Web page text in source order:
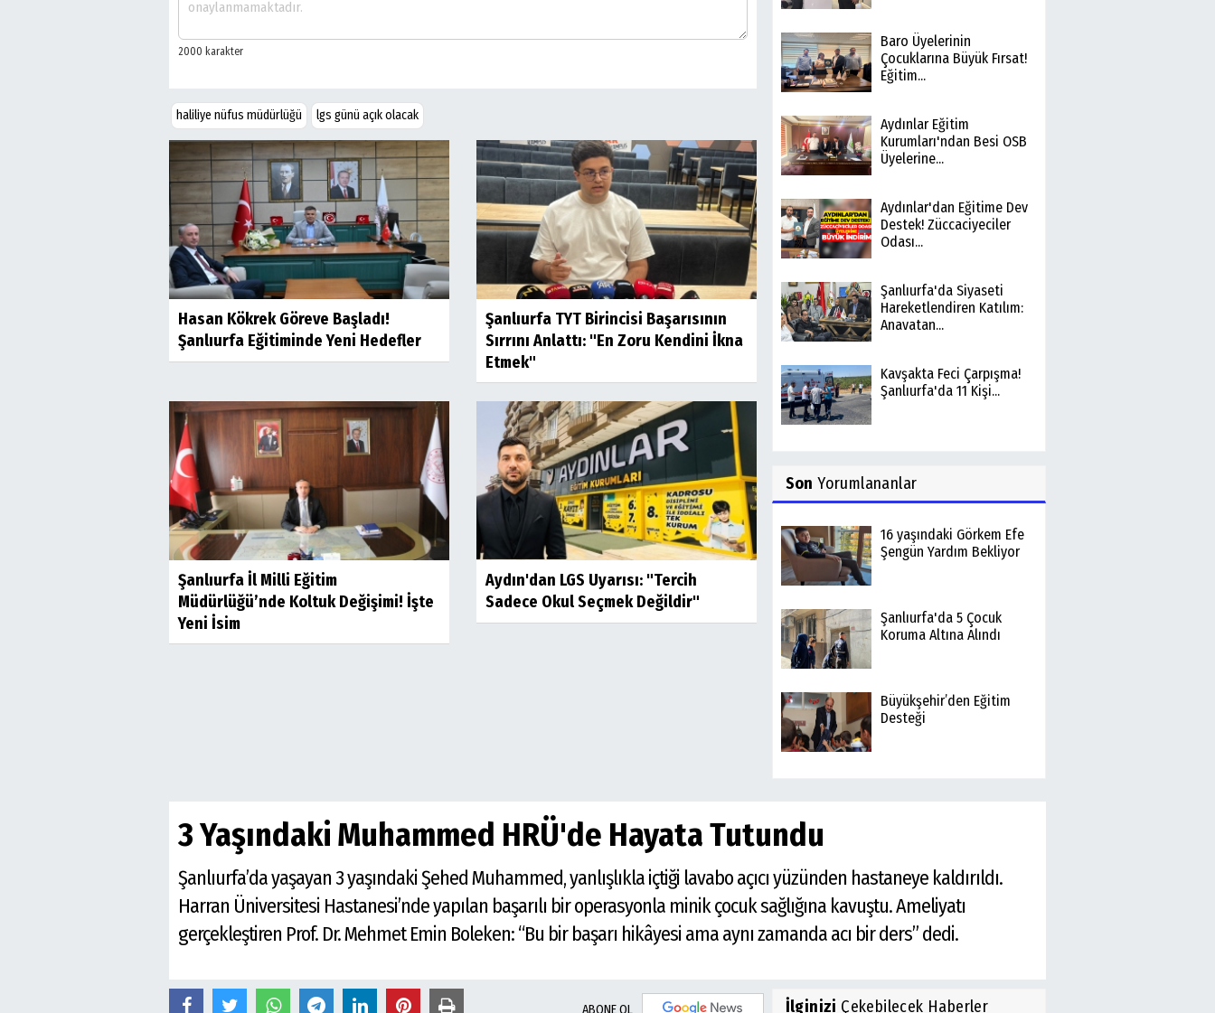
haliliye nüfus müdürlüğü lgs günü açık olacak
Hasan Kökrek Göreve Başladı!
Şanlıurfa Eğitiminde Yeni Hedefler
Şanlıurfa TYT Birincisi Başarısının
Sırrını Anlattı: "En Zoru Kendini İkna
Etmek"
Şanlıurfa İl Milli Eğitim
Müdürlüğü’nde Koltuk Değişimi! İşte
Yeni İsim
Aydın'dan LGS Uyarısı: "Tercih
Sadece Okul Seçmek Değildir"
Baro Üyelerinin
Çocuklarına Büyük Fırsat!
Eğitim...
Aydınlar Eğitim
Kurumları'ndan Besi OSB
Üyelerine...
Aydınlar'dan Eğitime Dev
Destek! Züccaciyeciler
Odası...
Şanlıurfa'da Siyaseti
Hareketlendiren Katılım:
Anavatan...
Kavşakta Feci Çarpışma!
Şanlıurfa'da 11 Kişi...
Son Yorumlananlar
16 yaşındaki Görkem Efe
Şengün Yardım Bekliyor
Şanlıurfa'da 5 Çocuk
Koruma Altına Alındı
Büyükşehir’den Eğitim
Desteği
3 Yaşındaki Muhammed HRÜ'de Hayata Tutundu
Şanlıurfa’da yaşayan 3 yaşındaki Şehed Muhammed, yanlışlıkla içtiği lavabo açıcı yüzünden hastaneye kaldırıldı.
Harran Üniversitesi Hastanesi’nde yapılan başarılı bir operasyonla minik çocuk sağlığına kavuştu. Ameliyatı
gerçekleştiren Prof. Dr. Mehmet Emin Boleken: “Bu bir başarı hikâyesi ama aynı zamanda acı bir ders” dedi.
ABONE OL İlginizi Çekebilecek Haberler